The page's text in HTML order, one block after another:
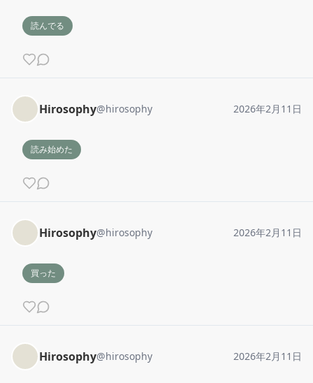
読んでる
Hirosophy@hirosophy 2026年2月11日
読み始めた
Hirosophy@hirosophy 2026年2月11日
買った
Hirosophy@hirosophy 2026年2月11日